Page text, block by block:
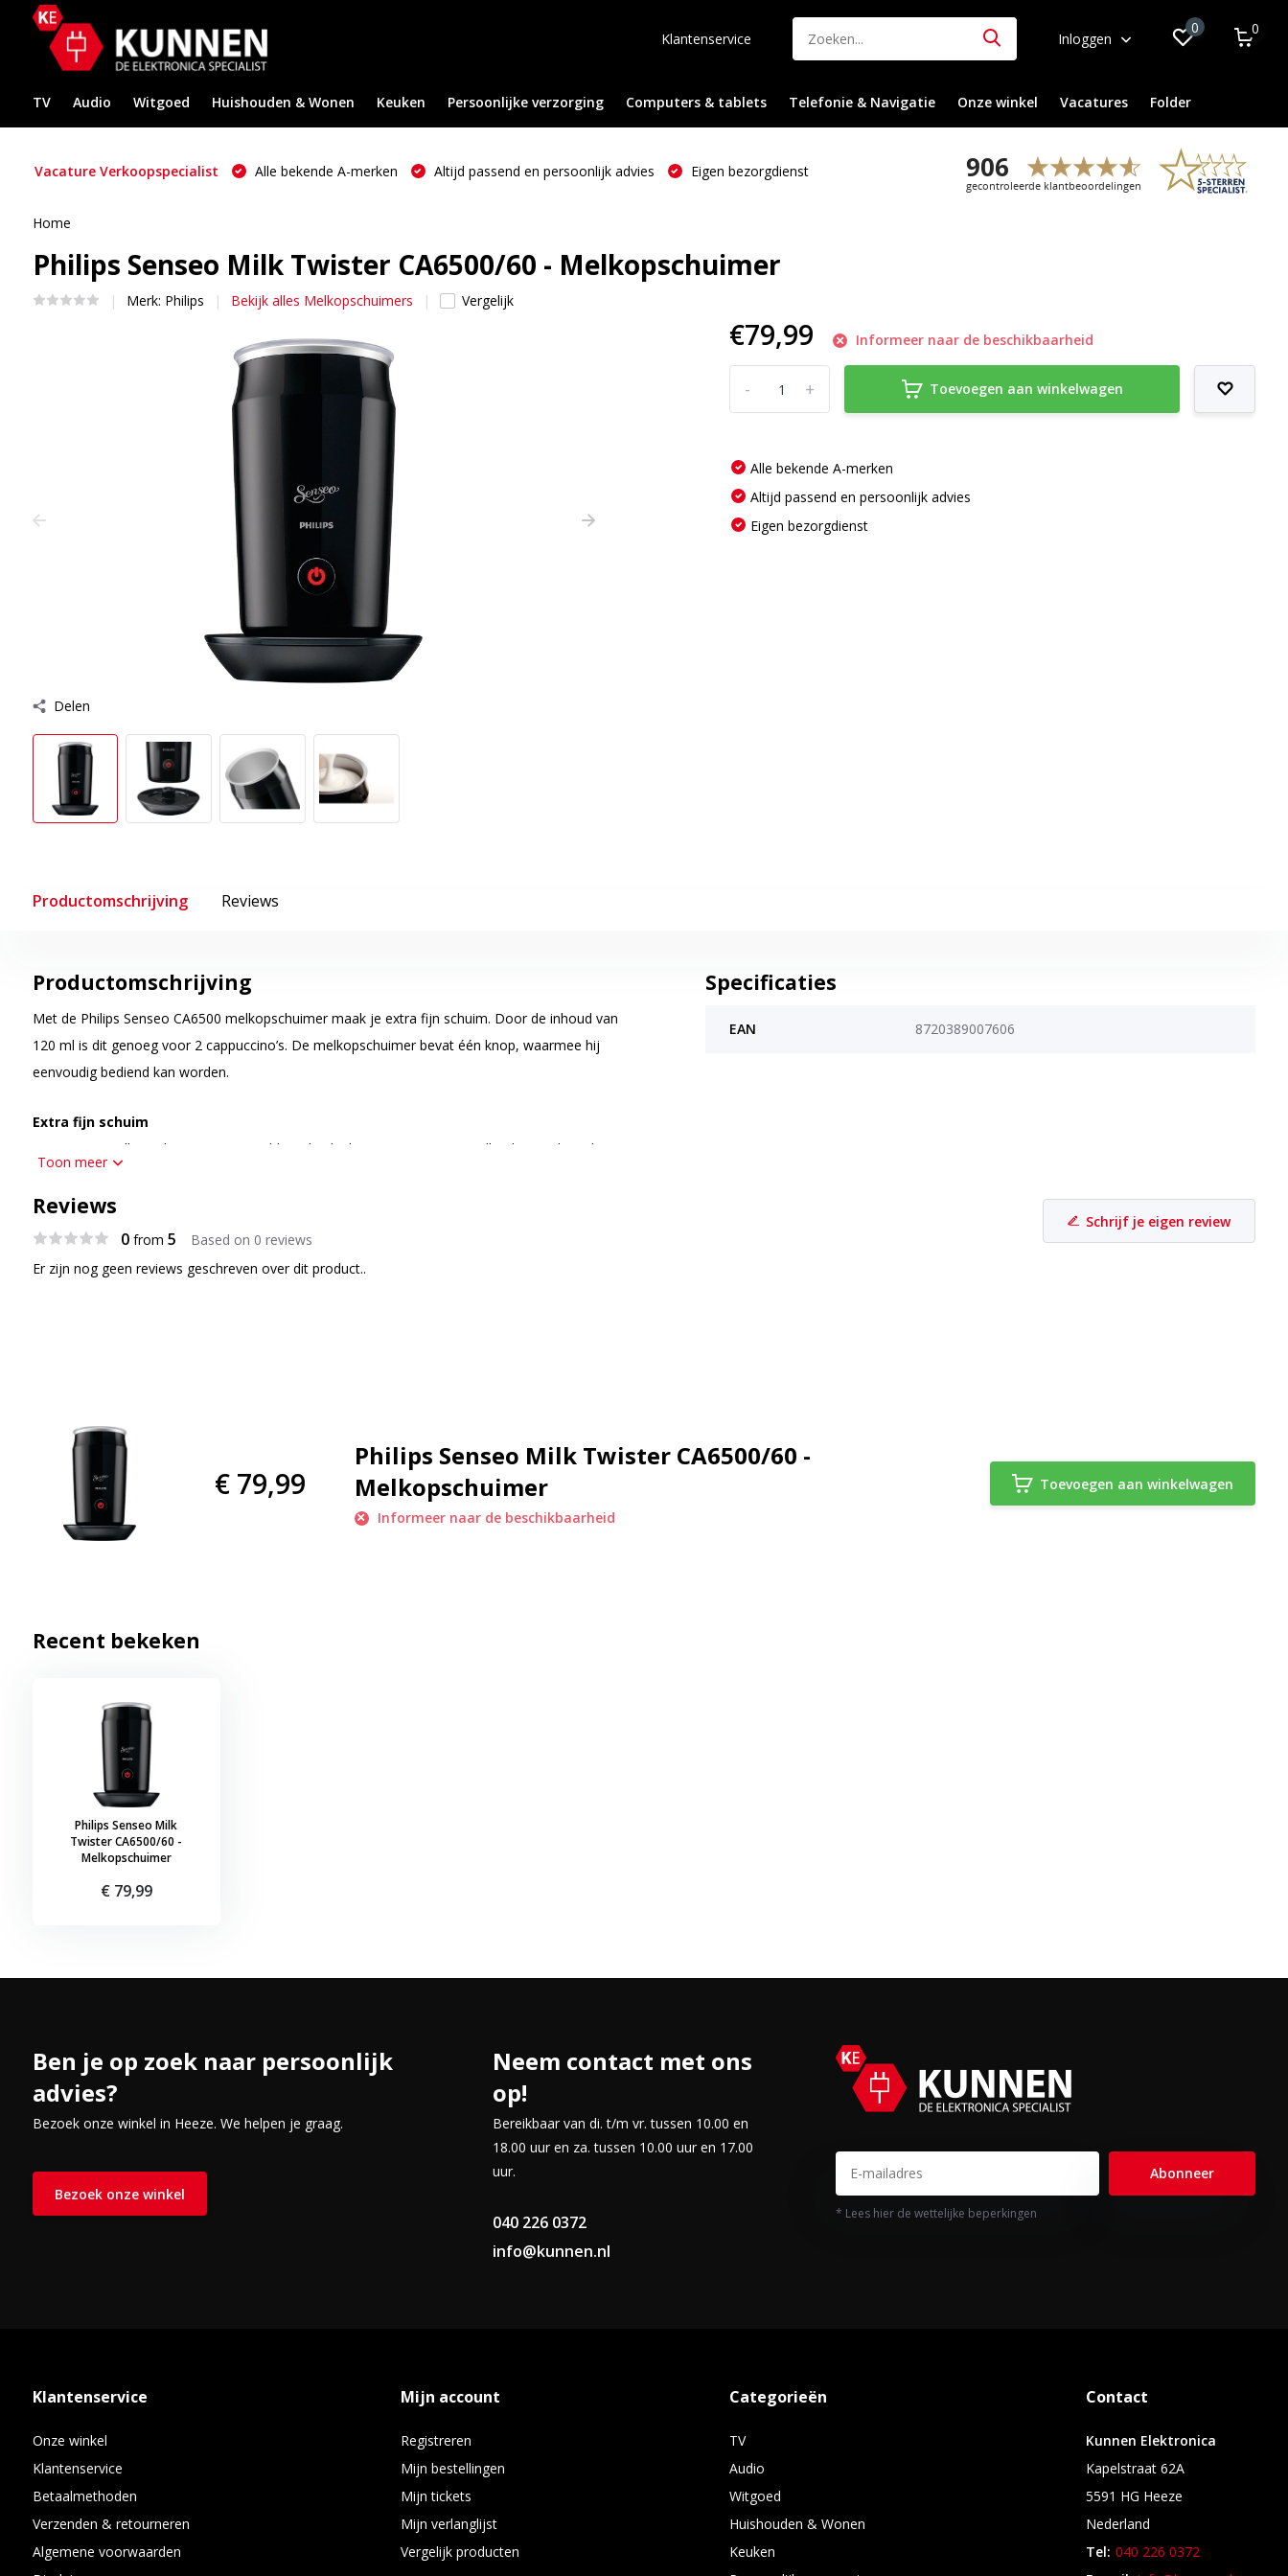
Klantenservice Inloggen
0 0
TV Audio Witgoed Huishouden & Wonen Keuken Persoonlijke verzorging Computers & tablets Telefonie & Navigatie Onze winkel Vacatures Folder
Vacature Verkoopspecialist Alle bekende A-merken Altijd passend en persoonlijk advies Eigen bezorgdienst
Home
Philips Senseo Milk Twister CA6500/60 - Melkopschuimer
Merk: Philips Bekijk alles Melkopschuimers Vergelijk
Delen
€79,99 Informeer naar de beschikbaarheid
+
- Toevoegen aan winkelwagen
Alle bekende A-merken
Altijd passend en persoonlijk advies
Eigen bezorgdienst
Productomschrijving Reviews
Productomschrijving
Met de Philips Senseo CA6500 melkopschuimermaak je extra fijn schuim. Door de inhoud van
120 ml is dit genoeg voor 2 cappuccino’s. De melkopschuimer bevat één knop, waarmee hij
eenvoudig bediend kan worden.
Extra fijn schuim
De Senseo melkopschuimer is ingesteld op de ideale temperatuur en snelheid, waardoor de
maar af te spoelen en af te drogen.
Toon meer
Specificaties
EAN 8720389007606
Reviews
0from 5 Based on 0 reviews
Schrijf je eigen review
Er zijn nog geen reviews geschreven over dit product..
€ 79,99
Philips Senseo Milk Twister CA6500/60 -
Melkopschuimer
Informeer naar de beschikbaarheid
Toevoegen aan winkelwagen
Recent bekeken
Philips Senseo Milk
Twister CA6500/60 -
Melkopschuimer
€ 79,99
Ben je op zoek naar persoonlijk
advies?
Bezoek onze winkel in Heeze. We helpen je graag.
Bezoek onze winkel
Neem contact met ons
op!
Bereikbaar van di. t/m vr. tussen 10.00 en
18.00 uur en za. tussen 10.00 uur en 17.00
uur.
040 226 0372
info@kunnen.nl
Abonneer
* Lees hier de wettelijke beperkingen
Klantenservice
Onze winkel
Klantenservice
Betaalmethoden
Verzenden & retourneren
Algemene voorwaarden
Mijn account
Registreren
Mijn bestellingen
Mijn tickets
Mijn verlanglijst
Vergelijk producten
Categorieën
TV
Audio
Witgoed
Huishouden & Wonen
Keuken
Contact
Kunnen Elektronica
Kapelstraat 62A
5591 HG Heeze
Nederland
Tel: 040 226 0372